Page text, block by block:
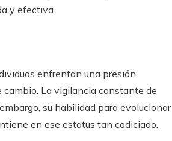
y efectiva.
enfrentan una presión
La vigilancia constante de
su habilidad para evolucionar
en ese estatus tan codiciado.